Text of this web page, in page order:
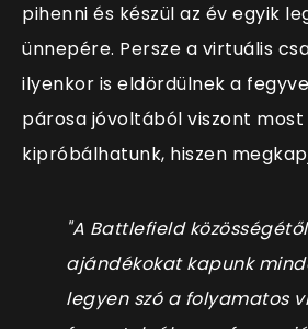
pihenni és készül az év egyik
ünnepére. Persze a virtuális
ilyenkor is eldördülnek a
párosa jóvoltából viszont
kipróbálhatunk, hiszen
"A Battlefield
ajándékokat kapunk
legyen szó a folyamatos